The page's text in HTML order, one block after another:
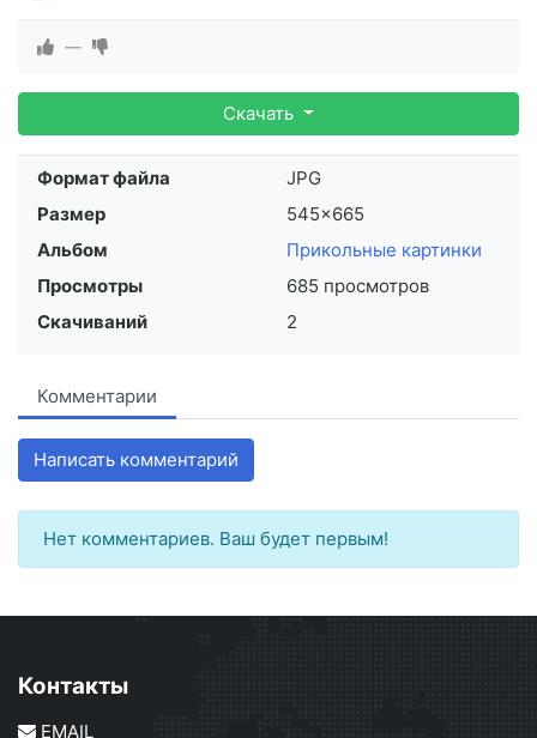
—
Скачать
Формат файла
JPG
Размер
545×665
Альбом
Прикольные картинки
Просмотры
685 просмотров
Скачиваний
2
Комментарии
Написать комментарий
Нет комментариев. Ваш будет первым!
Контакты
EMAIL